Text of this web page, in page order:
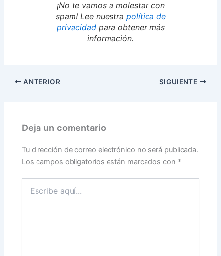
¡No te vamos a molestar con
spam! Lee nuestra política de
privacidadpara obtener más
información.
ANTERIOR SIGUIENTE
Deja un comentario
Tu dirección de correo electrónico no será publicada.
Los campos obligatorios están marcados con *
aquí...